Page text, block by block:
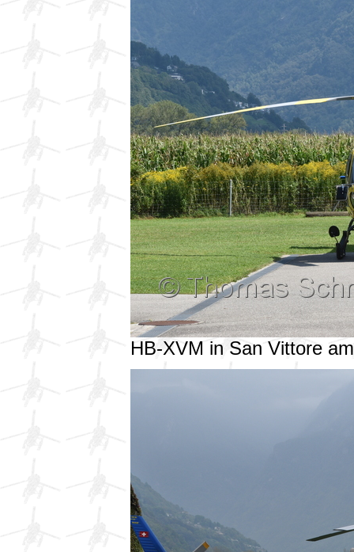
HB-XVM in San Vittore